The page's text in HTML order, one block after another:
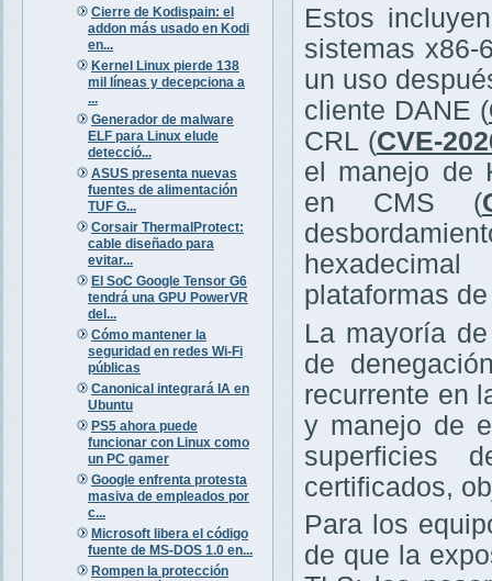
Cierre de Kodispain: el
addon más usado en Kodi
en...
Kernel Linux pierde 138
mil líneas y decepciona a
...
Generador de malware
ELF para Linux elude
detecció...
ASUS presenta nuevas
fuentes de alimentación
TUF G...
Corsair ThermalProtect:
cable diseñado para
evitar...
El SoC Google Tensor G6
tendrá una GPU PowerVR
del...
Cómo mantener la
seguridad en redes Wi-Fi
públicas
Canonical integrará IA en
Ubuntu
PS5 ahora puede
funcionar con Linux como
un PC gamer
Google enfrenta protesta
masiva de empleados por
c...
Microsoft libera el código
fuente de MS-DOS 1.0 en...
Rompen la protección
Estos
sistemas x86-
un uso
cliente DANE (
CRL (CVE-
el manejo de
en CMS (
plataformas
La mayoría
de
recurrente en
y manejo de
superficies
certificados,
Para los
de que la